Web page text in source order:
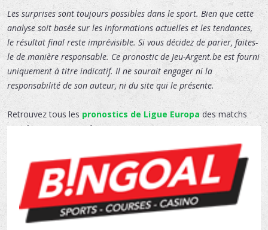
Les surprises sont toujours possibles dans le sport. Bien que cette
analyse soit basée sur les informations actuelles et les tendances,
le résultat final reste imprévisible. Si vous décidez de parier, faites-
le de manière responsable. Ce pronostic de Jeu-Argent.be est fourni
uniquement à titre indicatif. Il ne saurait engager ni la
responsabilité de son auteur, ni du site qui le présente.
Retrouvez tous les pronostics de Ligue Europades matchs
passés comme ceux à venir.